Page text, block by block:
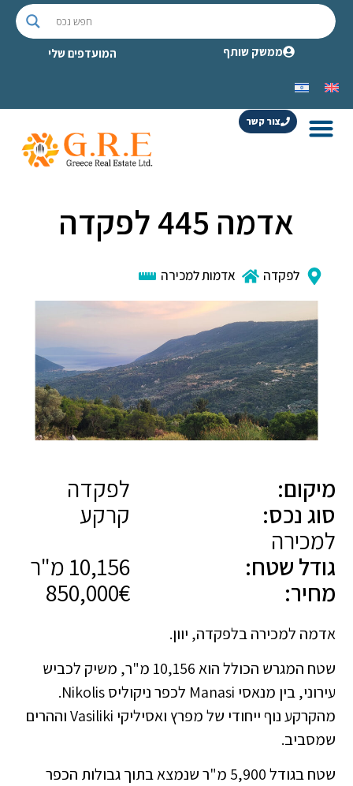
ממשק שותף המועדפים שלי
צור קשר
אדמה 445 לפקדה
לפקדה אדמות למכירה
מיקום:
לפקדה
סוג נכס:
קרקע
למכירה
גודל שטח:
10,156 מ"ר
מחיר:
850,000€
אדמה למכירה בלפקדה, יוון.
שטח המגרש הכולל הוא 10,156 מ"ר, משיק לכביש
עירוני, בין מנאסי Manasi לכפר ניקוליס Nikolis.
מהקרקע נוף ייחודי של מפרץ ואסיליקי Vasiliki וההרים
שמסביב.
שטח בגודל 5,900 מ"ר שנמצא בתוך גבולות הכפר